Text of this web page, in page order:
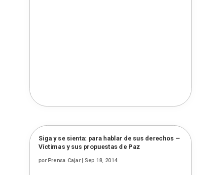
Siga y se sienta: para hablar de sus derechos –
Víctimas y sus propuestas de Paz
por Prensa Cajar| Sep 18, 2014